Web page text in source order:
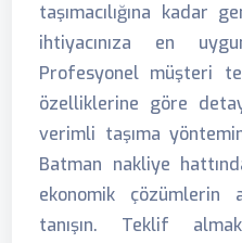
taşımacılığına kadar
ihtiyacınıza en
Profesyonel müşteri
özelliklerine göre
verimli taşıma
Batman nakliye
ekonomik
tanışın. Teklif